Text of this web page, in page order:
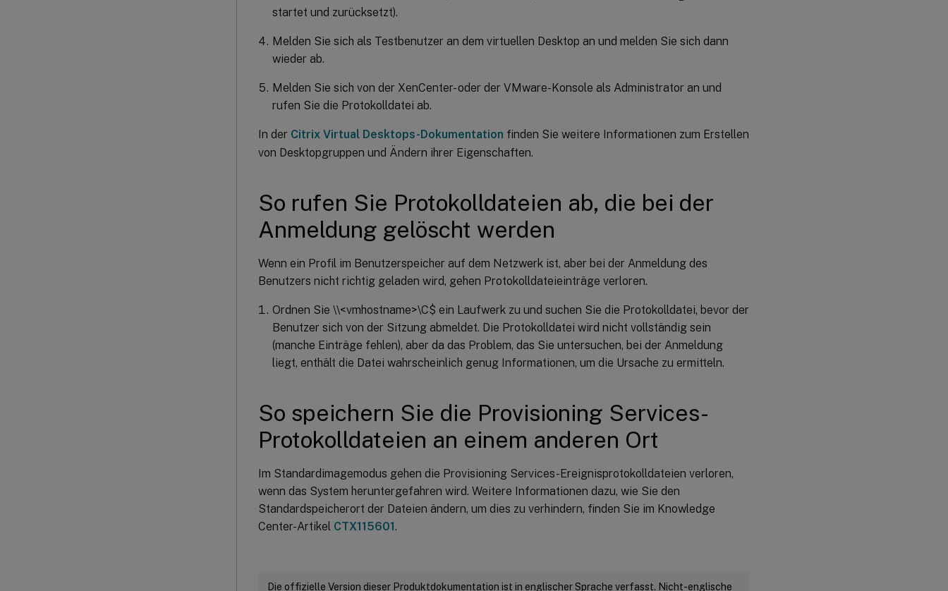
startet und zurücksetzt).
Melden Sie sich als Testbenutzer an dem virtuellen Desktop an und melden Sie sich dann
wieder ab.
Melden Sie sich von der XenCenter- oder der VMware-Konsole als Administrator an und
rufen Sie die Protokolldatei ab.
In der Citrix Virtual Desktops-Dokumentation finden Sie weitere Informationen zum Erstellen
von Desktopgruppen und Ändern ihrer Eigenschaften.
So rufen Sie Protokolldateien ab, die bei der
Anmeldung gelöscht werden
Wenn ein Profil im Benutzerspeicher auf dem Netzwerk ist, aber bei der Anmeldung des
Benutzers nicht richtig geladen wird, gehen Protokolldateieinträge verloren.
Ordnen Sie \\<vmhostname>\C$ ein Laufwerk zu und suchen Sie die Protokolldatei, bevor der
Benutzer sich von der Sitzung abmeldet. Die Protokolldatei wird nicht vollständig sein
(manche Einträge fehlen), aber da das Problem, das Sie untersuchen, bei der Anmeldung
liegt, enthält die Datei wahrscheinlich genug Informationen, um die Ursache zu ermitteln.
So speichern Sie die Provisioning Services-
Protokolldateien an einem anderen Ort
Im Standardimagemodus gehen die Provisioning Services-Ereignisprotokolldateien verloren,
wenn das System heruntergefahren wird. Weitere Informationen dazu, wie Sie den
Standardspeicherort der Dateien ändern, um dies zu verhindern, finden Sie im Knowledge
Center-Artikel CTX115601.
Die offizielle Version dieser Produktdokumentation ist in englischer Sprache verfasst. Nicht-englische